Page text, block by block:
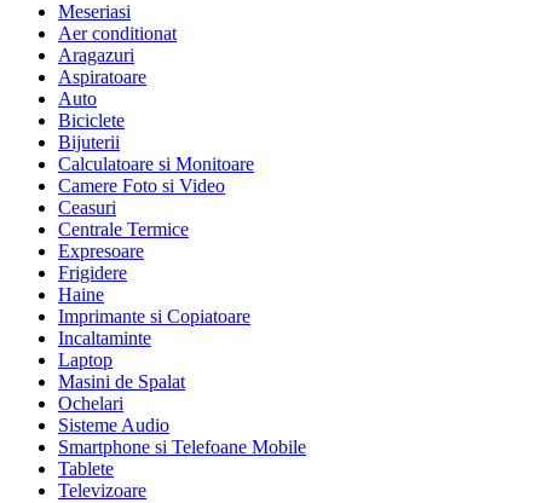
Meseriasi
Aer conditionat
Aragazuri
Aspiratoare
Auto
Biciclete
Bijuterii
Calculatoare si Monitoare
Camere Foto si Video
Ceasuri
Centrale Termice
Expresoare
Frigidere
Haine
Imprimante si Copiatoare
Incaltaminte
Laptop
Masini de Spalat
Ochelari
Sisteme Audio
Smartphone si Telefoane Mobile
Tablete
Televizoare